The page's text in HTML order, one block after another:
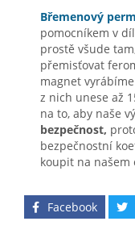
Břemenový
pomocníkem v
prostě všude
přemisťovat
magnet
z nich unese až
na to, aby naše
bezpečnost,
bezpečnostní
koupit na našem
Facebook